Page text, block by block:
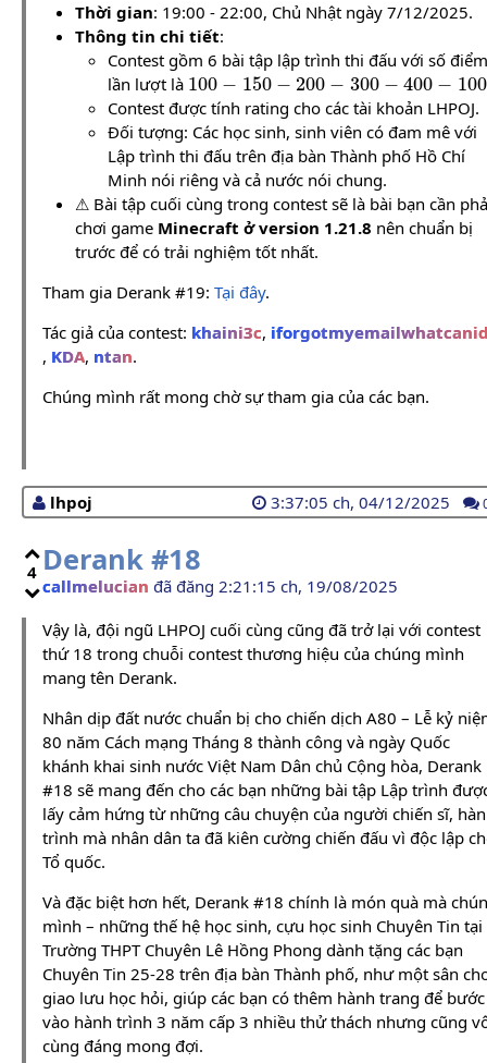
Thời gian: 19:00 - 22:00, Chủ Nhật ngày 7/12/2025.
Thông tin chi tiết:
Contest gồm 6 bài tập lập trình thi đấu với số điểm
lần lượt là
100−150 −200−300− 400−
Contest được tính rating cho các tài khoản LHPOJ.
Đối tượng: Các học sinh, sinh viên có đam mê với
Lập trình thi đấu trên địa bàn Thành phố Hồ Chí
Minh nói riêng và cả nước nói chung.
⚠ Bài tập cuối cùng trong contest sẽ là bài bạn cần
chơi game Minecraft ở version 1.21.8 nên chuẩn bị
trước để có trải nghiệm tốt nhất.
Tham gia Derank #19: Tại đây.
Tác giả của contest: khaini3c,
, KDA, ntan.
Chúng mình rất mong chờ sự tham gia của các bạn.
lhpoj 3:37:05 ch, 04/12/2025
4 Derank #18
callmelucian đã đăng 2:21:15 ch, 19/08/2025
Vậy là, đội ngũ LHPOJ cuối cùng cũng đã trở lại với contest
thứ 18 trong chuỗi contest thương hiệu của chúng mình
mang tên Derank.
Nhân dịp đất nước chuẩn bị cho chiến dịch A80 – Lễ kỷ
80 năm Cách mạng Tháng 8 thành công và ngày Quốc
khánh khai sinh nước Việt Nam Dân chủ Cộng hòa, Derank
#18 sẽ mang đến cho các bạn những bài tập Lập trình
lấy cảm hứng từ những câu chuyện của người chiến sĩ,
trình mà nhân dân ta đã kiên cường chiến đấu vì độc lập
Tổ quốc.
Và đặc biệt hơn hết, Derank #18 chính là món quà mà
mình – những thế hệ học sinh, cựu học sinh Chuyên Tin tại
Trường THPT Chuyên Lê Hồng Phong dành tặng các bạn
Chuyên Tin 25-28 trên địa bàn Thành phố, như một sân
giao lưu học hỏi, giúp các bạn có thêm hành trang để bước
vào hành trình 3 năm cấp 3 nhiều thử thách nhưng cũng
cùng đáng mong đợi.